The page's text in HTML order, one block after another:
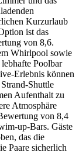
Kurzurlaub
ist das
von 8,6.
Whirlpool sowie
Poolbar
Erlebnis können
Shuttle
Aufenthalt zu
Atmosphäre
von 8,4
up-Bars. Gäste
das die
Paare sicherlich